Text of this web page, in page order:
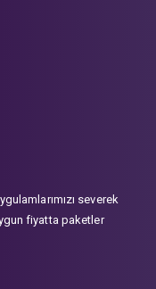
severek
fiyatta paketler